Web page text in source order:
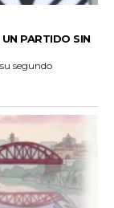
PARTIDO SIN
segundo